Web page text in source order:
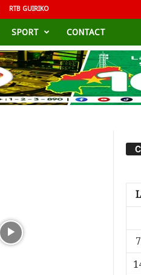
RTB GUIRIKO
SPORT CONTACT
L
7